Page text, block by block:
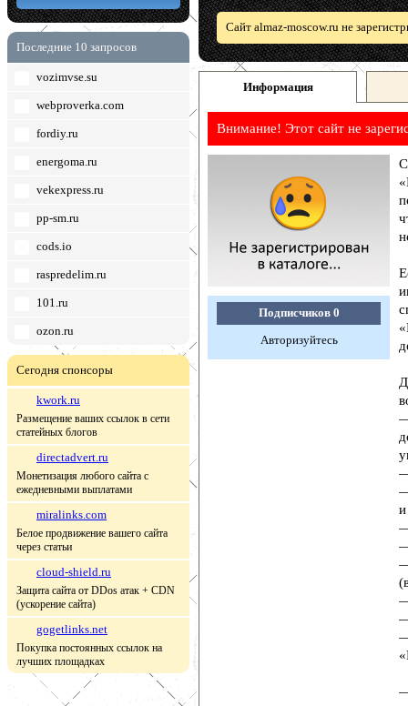
Последние 10 запросов
vozimvse.su
webproverka.com
fordiy.ru
energoma.ru
vekexpress.ru
pp-sm.ru
cods.io
raspredelim.ru
101.ru
ozon.ru
Сегодня спонсоры
kwork.ru
Размещение ваших ссылок в сети
статейных блогов
directadvert.ru
Монетизация любого сайта с
ежедневными выплатами
miralinks.com
Белое продвижение вашего сайта
через статьи
cloud-shield.ru
Защита сайта от DDos атак + CDN
(ускорение сайта)
gogetlinks.net
Покупка постоянных ссылок на
лучших площадках
Сайт almaz-moscow.ru не
Информация
Внимание! Этот сайт не
Подписчиков 0
Авторизуйтесь